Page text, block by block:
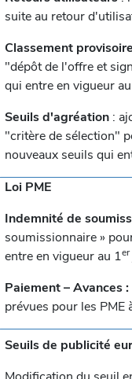
suite au retour
Classement
"dépôt de l'offre et
qui entre en vigueur
Seuils d'agréation :
"critère de sélection"
nouveaux seuils qui
Loi PME
Indemnité de
soumissionnaire »
entre en vigueur au 1er
Paiement – Avances :
prévues pour les PME
Seuils de publicité